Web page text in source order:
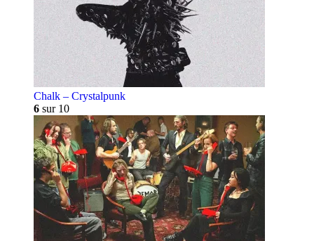
Chalk – Crystalpunk
6 sur 10